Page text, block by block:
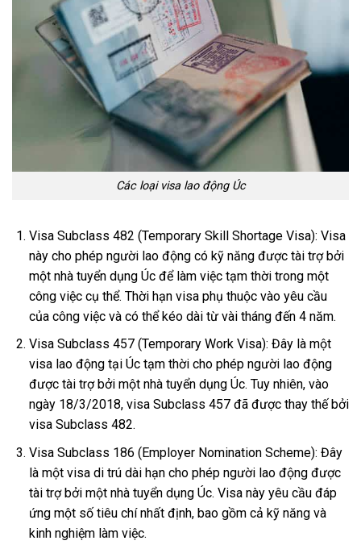
Các loại visa lao động Úc
Visa Subclass 482 (Temporary Skill Shortage Visa): Visa
này cho phép người lao động có kỹ năng được tài trợ bởi
một nhà tuyển dụng Úc để làm việc tạm thời trong một
công việc cụ thể. Thời hạn visa phụ thuộc vào yêu cầu
của công việc và có thể kéo dài từ vài tháng đến 4 năm.
Visa Subclass 457 (Temporary Work Visa): Đây là một
visa lao động tại Úc tạm thời cho phép người lao động
được tài trợ bởi một nhà tuyển dụng Úc. Tuy nhiên, vào
ngày 18/3/2018, visa Subclass 457 đã được thay thế bởi
visa Subclass 482.
Visa Subclass 186 (Employer Nomination Scheme): Đây
là một visa di trú dài hạn cho phép người lao động được
tài trợ bởi một nhà tuyển dụng Úc. Visa này yêu cầu đáp
ứng một số tiêu chí nhất định, bao gồm cả kỹ năng và
kinh nghiệm làm việc.